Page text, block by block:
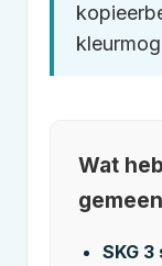
Wat
SKG